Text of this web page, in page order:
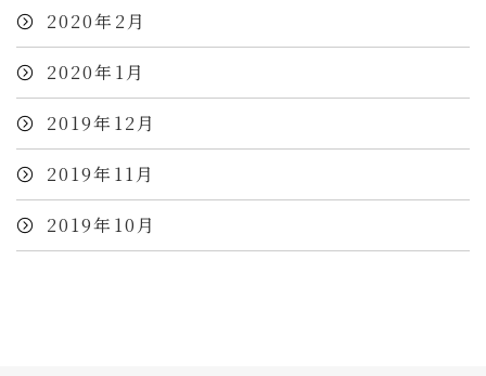
2020年2月
2020年1月
2019年12月
2019年11月
2019年10月